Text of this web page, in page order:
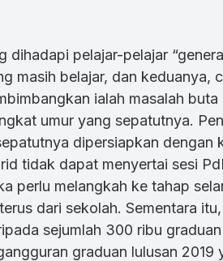
pelajar-pelajar
masih belajar, dan
ialah masalah
umur yang sepatutnya.
dipersiapkan
tidak dapat menyertai sesi
perlu melangkah ke tahap
dari sekolah. Sementara
sejumlah 300 ribu
graduan lulusan